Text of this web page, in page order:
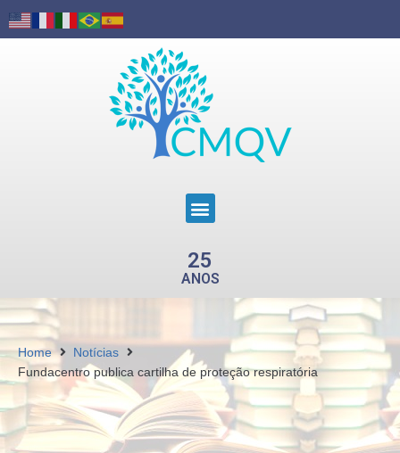
25
ANOS
Home
Notícias
Fundacentro publica cartilha de proteção respiratória